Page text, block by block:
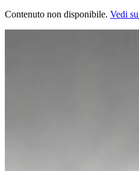
Contenuto non disponibile. Vedi